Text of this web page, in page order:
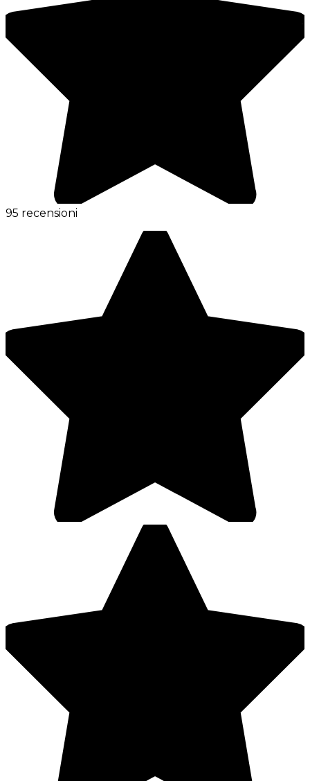
95 recensioni